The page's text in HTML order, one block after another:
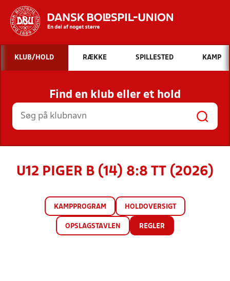
Hvad vil du søge efter?
INDHOLD OG NYHEDER
STILLINGER, RESULTATER, KLUBBER OG
HOLD
KLUB/HOLD RÆKKE SPILLESTED KAMP
Find en klub eller et hold
U12 PIGER B (14) 8:8 TT (2026)
KAMPPROGRAM HOLDOVERSIGT
OPSLAGSTAVLEN REGLER